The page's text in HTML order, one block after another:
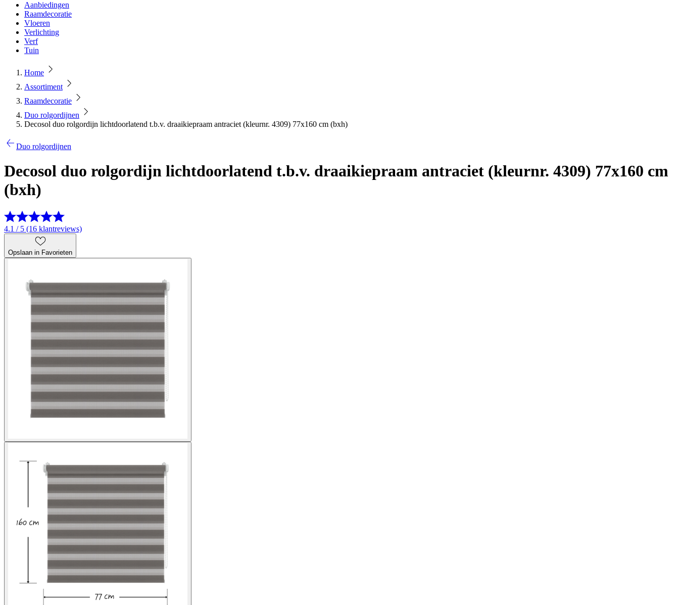
Aanbiedingen
Raamdecoratie
Vloeren
Verlichting
Verf
Tuin
Home
Assortiment
Raamdecoratie
Duo rolgordijnen
Decosol duo rolgordijn lichtdoorlatend t.b.v. draaikiepraam antraciet (kleurnr. 4309) 77x160 cm (bxh)
Duo rolgordijnen
Decosol duo rolgordijn lichtdoorlatend t.b.v. draaikiepraam antraciet (kleurnr. 4309) 77x160 cm
(bxh)
4.1 / 5 (16 klantreviews)
Opslaan in Favorieten